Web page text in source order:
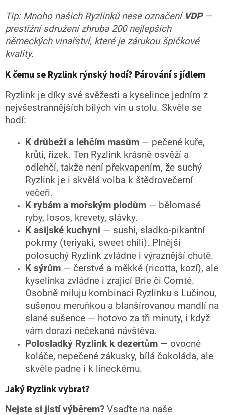
Tip: Mnoho našich Ryzlinků nese označeníVDP—
prestižní sdružení zhruba 200 nejlepších
německých vinařství, které je zárukou špičkové
kvality.
K čemu se Ryzlink rýnský hodí? Párování s jídlem
Ryzlink je díky své svěžesti a kyselince jedním z
nejvšestrannějších bílých vín u stolu. Skvěle se
hodí:
K drůbeži a lehčím masům — pečené kuře,
krůtí, řízek. Ten Ryzlink krásně osvěží a
odlehčí, takže není překvapením, že suchý
Ryzlink je i skvělá volba k štědrovečerní
večeři.
K rybám a mořským plodům — bělomasé
ryby, losos, krevety, slávky.
K asijské kuchyni — sushi, sladko-pikantní
pokrmy (teriyaki, sweet chili). Plnější
polosuchý Ryzlink zvládne i výraznější chutě.
K sýrům — čerstvé a měkké (ricotta, kozí), ale
kyselinka zvládne i zrající Brie či Comté.
Osobně miluju kombinaci Ryzlinku s Lučinou,
sušenou meruňkou a blanšírovanou mandlí na
slané sušence — hotovo za tři minuty, i když
vám dorazí nečekaná návštěva.
Polosladký Ryzlink k dezertům — ovocné
koláče, nepečené zákusky, bílá čokoláda, ale
skvěle padne i k lineckému.
Jaký Ryzlink vybrat?
Nejste si jistí výběrem? Vsaďte na naše